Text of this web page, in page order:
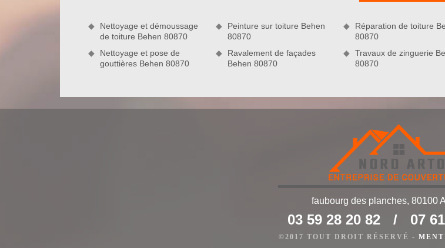
Le tarif travaux de couverture à Behen de votre couvreur
intervention en pose de toiture ne sera par exemple pas au même tarif que lors d’une rénovation.
soit, nous pouvons vous assurer que notre tarif travaux de couverture sera tout de même
Nettoyage et démoussage
de toiture Behen 80870
Nettoyage et pose de
gouttières Behen 80870
Peinture sur toiture Behen
80870
Ravalement de façades
Behen 80870
Réparation de toiture
80870
Travaux de zinguerie
80870
faubourg des planches, 80100
03 59 28 20 82 / 07
©2017 TOUT DROIT RÉSERVÉ -